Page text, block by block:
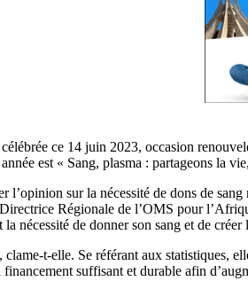
ce 14 juin 2023, occasion
est « Sang, plasma : partageons la
l’opinion sur la nécessité de dons de
Régionale de l’OMS pour
nécessité de donner son sang et de
clame-t-elle. Se référant aux statistiques,
suffisant et durable afin